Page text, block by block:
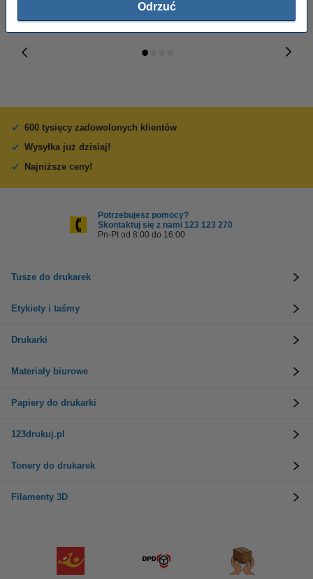
Odrzuć
600 tysięcy zadowolonych klientów
Wysyłka już dzisiaj!
Najniższe ceny!
Potrzebujesz pomocy?
Skontaktuj się z nami 123 123 270
Pn-Pt od 8:00 do 16:00
Tusze do drukarek
Etykiety i taśmy
Drukarki
Materiały biurowe
Papiery do drukarki
123drukuj.pl
Tonery do drukarek
Filamenty 3D